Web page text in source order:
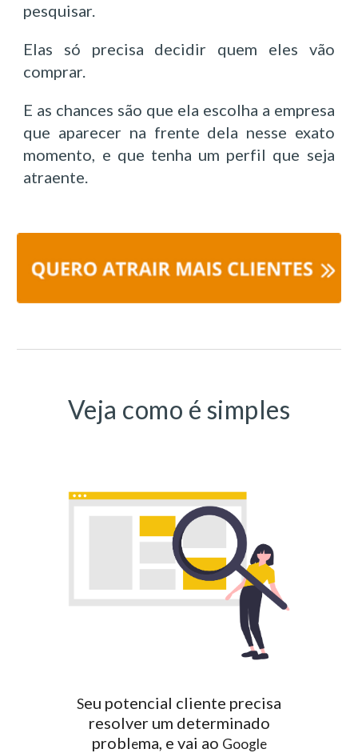
pesquisar.
Elas só precisa decidir quem eles vão
comprar.
E as chances são que ela escolha a empresa
que aparecer na frente dela nesse exato
momento, e que tenha um perfil que seja
atraente.
Veja como é simples
Seu potencial cliente precisa
resolver um determinado
problema, e vai ao Google